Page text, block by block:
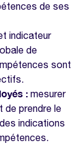
de ses
indicateur
de
sont
: mesurer
de prendre le
indications